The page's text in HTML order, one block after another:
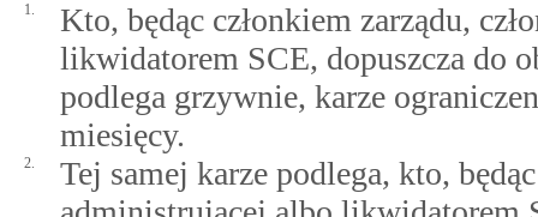
1.
Kto, będąc członkiem zarządu,
likwidatorem SCE, dopuszcza do
podlega grzywnie, karze
miesięcy.
2.
Tej samej karze podlega, kto,